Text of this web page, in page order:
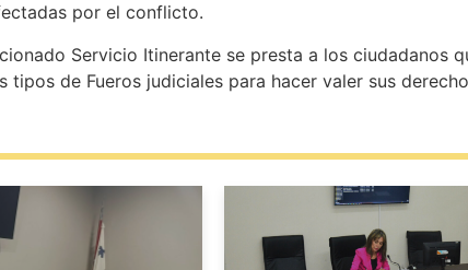
por el conflicto.
Servicio Itinerante se presta a los ciudadanos
tipos de Fueros judiciales para hacer valer sus